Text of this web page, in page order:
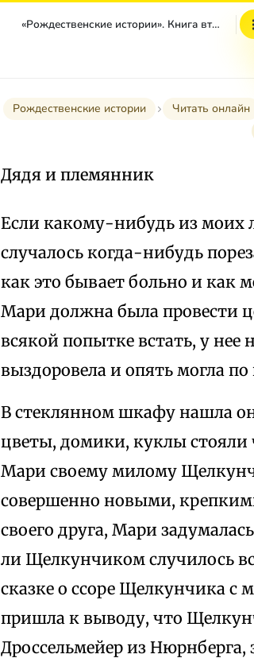
«Рождественские истории». Книга вторая. Андерсен Г.Х.; Гоголь Н.; Гофман Э.
Рождественские истории Читать онлайн
Дядя и племянник
Если какому-нибудь из моих
случалось когда-нибудь
как это бывает больно и как
Мари должна была провести
всякой попытке встать, у нее
выздоровела и опять могла
В стеклянном шкафу нашла
цветы, домики, куклы стояли
Мари своему милому
совершенно новыми,
своего друга, Мари
ли Щелкунчиком случилось
сказке о ссоре Щелкунчика
пришла к выводу, что
Дроссельмейер из